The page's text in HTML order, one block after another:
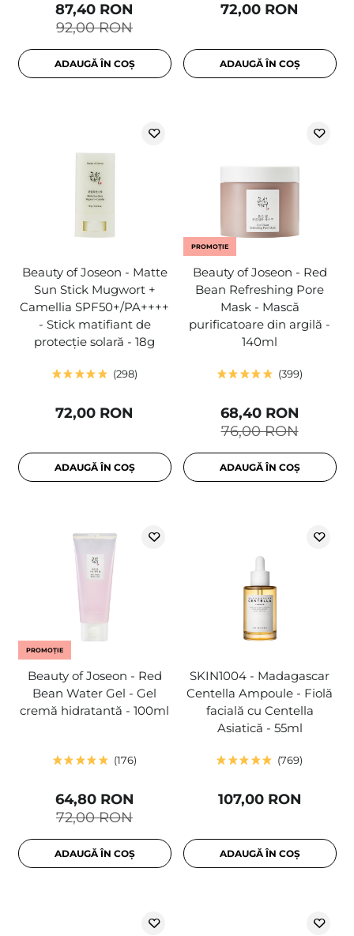
92,00 RON
87,40 RON
ADAUGĂ ÎN COȘ
72,00 RON
ADAUGĂ ÎN COȘ
Beauty of Joseon - Matte
Sun Stick Mugwort +
Camellia SPF50+/PA++++
- Stick matifiant de
protecție solară - 18g
298
72,00 RON
ADAUGĂ ÎN COȘ
PROMOȚIE
Beauty of Joseon - Red
Bean Refreshing Pore
Mask - Mască
purificatoare din argilă -
140ml
399
76,00 RON
68,40 RON
ADAUGĂ ÎN COȘ
PROMOȚIE
Beauty of Joseon - Red
Bean Water Gel - Gel
cremă hidratantă - 100ml
176
72,00 RON
64,80 RON
ADAUGĂ ÎN COȘ
SKIN1004 - Madagascar
Centella Ampoule - Fiolă
facială cu Centella
Asiatică - 55ml
769
107,00 RON
ADAUGĂ ÎN COȘ